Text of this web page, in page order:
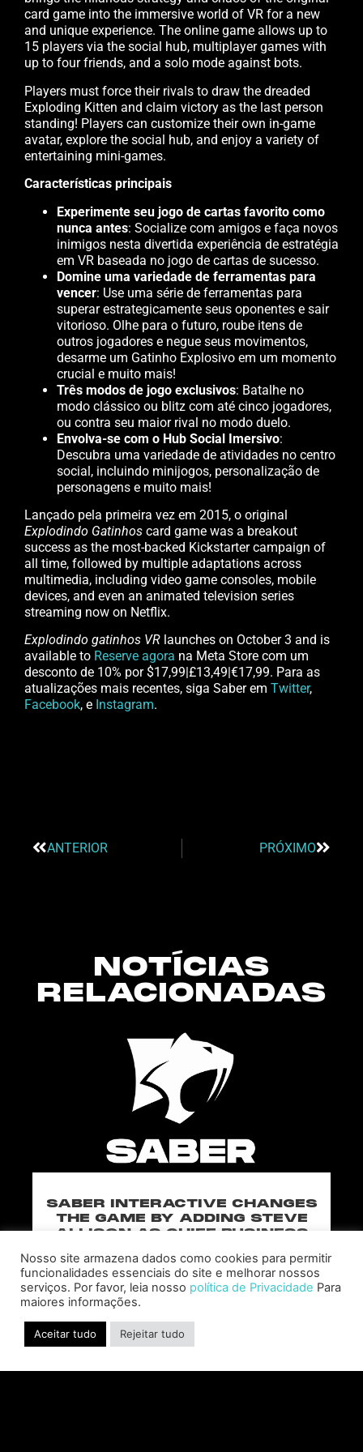
card game into the immersive world of VR for a new
and unique experience. The online game allows up to
15 players via the social hub, multiplayer games with
up to four friends, and a solo mode against bots.
Players must force their rivals to draw the dreaded
Exploding Kitten and claim victory as the last person
standing! Players can customize their own in-game
avatar, explore the social hub, and enjoy a variety of
entertaining mini-games.
Características principais
Experimente seu jogo de cartas favorito como
nunca antes: Socialize com amigos e faça novos
inimigos nesta divertida experiência de estratégia
em VR baseada no jogo de cartas de sucesso.
Domine uma variedade de ferramentas para
vencer: Use uma série de ferramentas para
superar estrategicamente seus oponentes e sair
vitorioso. Olhe para o futuro, roube itens de
outros jogadores e negue seus movimentos,
desarme um Gatinho Explosivo em um momento
crucial e muito mais!
Três modos de jogo exclusivos: Batalhe no
modo clássico ou blitz com até cinco jogadores,
ou contra seu maior rival no modo duelo.
Envolva-se com o Hub Social Imersivo:
Descubra uma variedade de atividades no centro
social, incluindo minijogos, personalização de
personagens e muito mais!
Lançado pela primeira vez em 2015, o original
Explodindo Gatinhos card game was a breakout
success as the most-backed Kickstarter campaign of
all time, followed by multiple adaptations across
multimedia, including video game consoles, mobile
devices, and even an animated television series
streaming now on Netflix.
Explodindo gatinhos VR launches on October 3 and is
available to Reserve agora na Meta Store com um
desconto de 10% por $17,99|£13,49|€17,99. Para as
atualizações mais recentes, siga Saber em Twitter,
Facebook, e Instagram.
ANTERIOR PRÓXIMO
NOTÍCIAS
RELACIONADAS
SABER INTERACTIVE CHANGES
THE GAME BY ADDING STEVE
ALLISON AS CHIEF BUSINESS
Allison will lead business development and
strategy for the worldwide publisher and
developer’s portfolio of highly anticipated titles,
including Warhammer 40,000: Space Marine 3,
Jurassic
Nosso site armazena dados como cookies para permitir
funcionalidades essenciais do site e melhorar nossos
serviços. Por favor, leia nosso política de Privacidade Para
maiores informações.
Aceitar tudo Rejeitar tudo